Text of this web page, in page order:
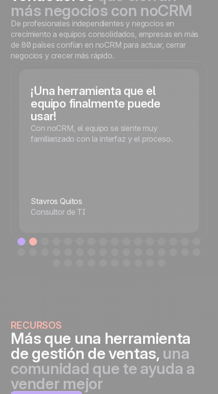
más negocios con noCRM
De profesionales independientes y negocios en
crecimiento a equipos consolidados, empresas en más
de 80 países confían en noCRM para actuar, cerrar
negocios y crecer más rápido.
¡Una herramienta que el
equipo finalmente puede
usar!
Con noCRM, el equipo se siente muy
familiarizado con la interfaz y el proceso.
Stavros Quitos
Consultor de TI
RECURSOS
Más que una herramienta
de gestión de ventas, una
comunidad que te ayuda a
vender mejor